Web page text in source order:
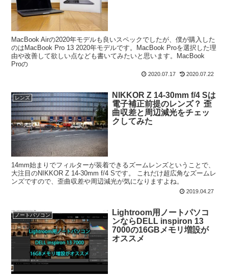
MacBook Airの2020年モデルも良いスペックでしたが、僕が購入した
のはMacBook Pro 13 2020年モデルです。MacBook Proを選択した理
由や改善して欲しい点なども書いてみたいと思います。MacBook
Proの
2020.07.17 2020.07.22
レンズ
NIKKOR Z 14-30mm f/4 Sは
電子補正前提のレンズ？ 歪
曲収差と周辺減光をチェッ
クしてみた
14mm始まりでフィルターが装着できるズームレンズということで、
大注目のNIKKOR Z 14-30mm f/4 Sです。 これだけ超広角なズームレ
ンズですので、歪曲収差や周辺減光が気になりますよね。
2019.04.27
ノートパソコン
Lightroom用ノートパソコ
ンならDELL inspiron 13
7000の16GBメモリ増設が
オススメ